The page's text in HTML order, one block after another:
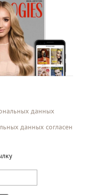
данных
данных согласен